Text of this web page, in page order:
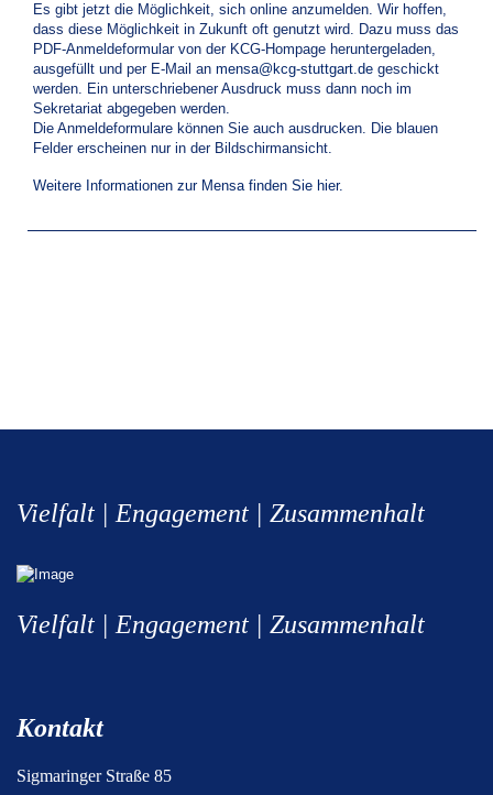
Es gibt jetzt die Möglichkeit, sich online anzumelden. Wir hoffen,
dass diese Möglichkeit in Zukunft oft genutzt wird. Dazu muss das
PDF-Anmeldeformular von der KCG-Hompage heruntergeladen,
ausgefüllt und per E-Mail an mensa@kcg-stuttgart.de geschickt
werden. Ein unterschriebener Ausdruck muss dann noch im
Sekretariat abgegeben werden.
Die Anmeldeformulare können Sie auch ausdrucken. Die blauen
Felder erscheinen nur in der Bildschirmansicht.
Weitere Informationen zur Mensa finden Sie hier.
Vielfalt | Engagement | Zusammenhalt
Vielfalt | Engagement | Zusammenhalt
Kontakt
Sigmaringer Straße 85